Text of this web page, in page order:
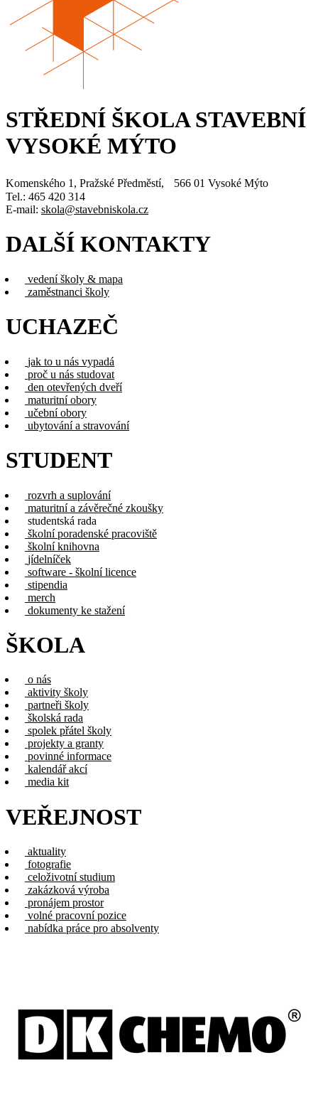
STŘEDNÍ ŠKOLA STAVEBNÍ
VYSOKÉ MÝTO
Komenského 1, Pražské Předměstí, 566 01 Vysoké Mýto
Tel.: 465 420 314
E-mail: skola@stavebniskola.cz
DALŠÍ KONTAKTY
vedení školy & mapa
zaměstnanci školy
UCHAZEČ
jak to u nás vypadá
proč u nás studovat
den otevřených dveří
maturitní obory
učební obory
ubytování a stravování
STUDENT
rozvrh a suplování
maturitní a závěrečné zkoušky
studentská rada
školní poradenské pracoviště
školní knihovna
jídelníček
software - školní licence
stipendia
merch
dokumenty ke stažení
ŠKOLA
o nás
aktivity školy
partneři školy
školská rada
spolek přátel školy
projekty a granty
povinné informace
kalendář akcí
media kit
VEŘEJNOST
aktuality
fotografie
celoživotní studium
zakázková výroba
pronájem prostor
volné pracovní pozice
nabídka práce pro absolventy